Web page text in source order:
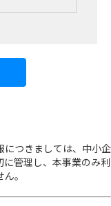
につきましては、中小企
管理し、本事業のみ利
。